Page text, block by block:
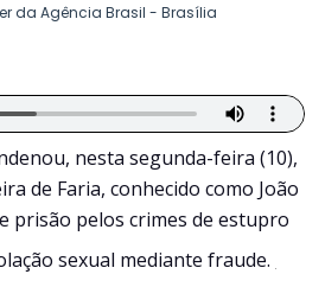
da Agência Brasil - Brasília
nesta segunda-feira (10),
de Faria, conhecido como João
prisão pelos crimes de estupro
sexual mediante fraude.